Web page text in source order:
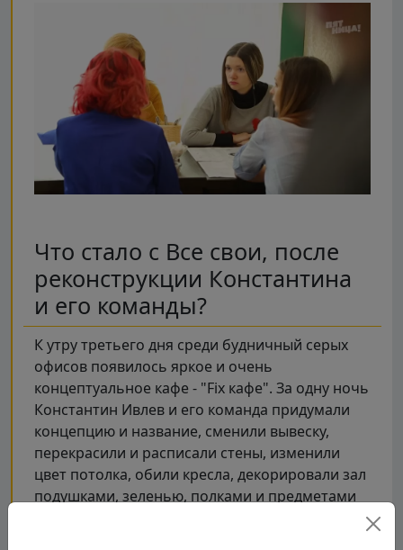
Что стало с Все свои, после
реконструкции Константина
и его команды?
К утру третьего дня среди будничный серых
офисов появилось яркое и очень
концептуальное кафе - "Fix кафе". За одну ночь
Константин Ивлев и его команда придумали
концепцию и название, сменили вывеску,
перекрасили и расписали стены, изменили
цвет потолка, обили кресла, декорировали зал
подушками, зеленью, полками и предметами